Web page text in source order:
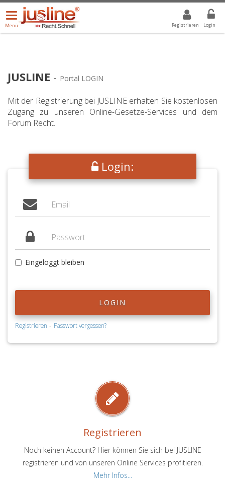
Registrieren Login
Menü
öffnen/schließen
Menü
ALLE DROPDOWN: GEWÄHLTER WERT IST ALLE
JUSLINE - Portal LOGIN
Mit der Registrierung bei JUSLINE erhalten Sie kostenlosen
Zugang zu unseren Online-Gesetze-Services und dem
Forum Recht.
Login:
Eingeloggt bleiben
LOGIN
Registrieren - Passwort vergessen?
Registrieren
Noch keinen Account? Hier können Sie sich bei JUSLINE
registrieren und von unseren Online Services profitieren.
Mehr Infos...